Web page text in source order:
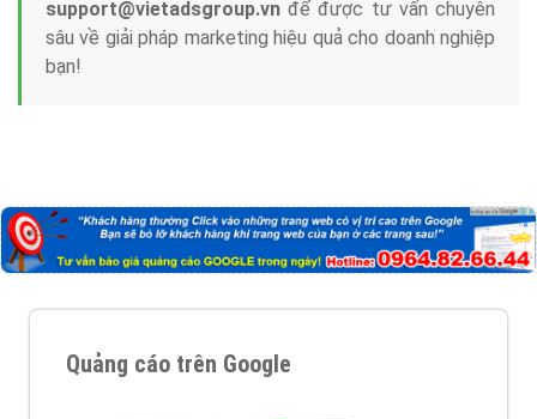
support@vietadsgroup.vn để được tư vấn chuyên
sâu về giải pháp marketing hiệu quả cho doanh nghiệp
bạn!
Quảng cáo trên Google